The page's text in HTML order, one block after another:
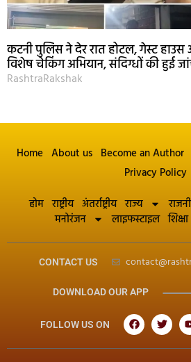
कटनी पुलिस ने देर रात होटल, गेस्ट
विशेष चेकिंग अभियान, संदिग्धों की हुई
RashtraRakshak
Home About us Become an Author
Privacy Policy
होम राष्ट्रीय अंतर्राष्ट्रीय राज्य
मनोरंजन
लाइफस्टाइल शिक्षा
CONTACT US
DOWNLOAD OUR APP
FOLLOW US ON